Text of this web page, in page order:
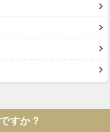
すか？